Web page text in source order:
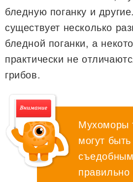
бледную поганку и
существует несколько
бледной поганки, а
практически не
грибов.
Мухоморы
могут быть
правильно